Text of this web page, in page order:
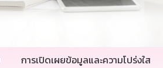
การเปิดเผยข้อมูลและความโปร่งใส